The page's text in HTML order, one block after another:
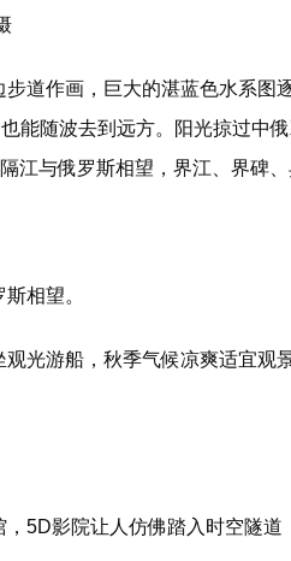
道作画，巨大的湛蓝色水系图
能随波去到远方。阳光掠过中
江与俄罗斯相望，界江、界碑
相望。
光游船，秋季气候凉爽适宜观
5D影院让人仿佛踏入时空隧道